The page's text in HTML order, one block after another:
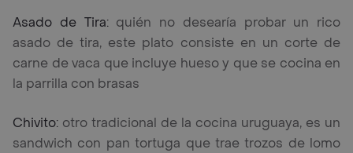
Asado de Tira:quién no desearía probar un rico
asado de tira, este plato consiste en un corte de
carne de vaca que incluye hueso y que se cocina en
la parrilla con brasas
Chivito: otro tradicional de la cocina uruguaya, es un
sandwich con pan tortuga que trae trozos de lomo